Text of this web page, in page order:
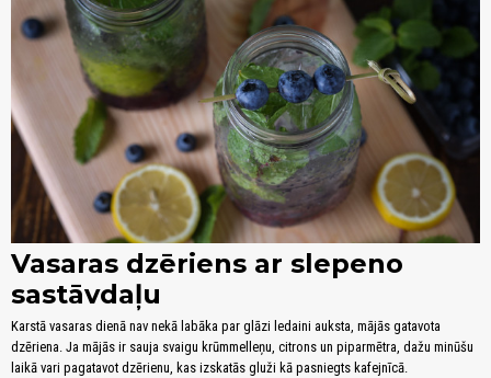
Vasaras dzēriens ar slepeno
sastāvdaļu
Karstā vasaras dienā nav nekā labāka par glāzi ledaini auksta, mājās gatavota
dzēriena. Ja mājās ir sauja svaigu krūmmelleņu, citrons un piparmētra, dažu minūšu
laikā vari pagatavot dzērienu, kas izskatās gluži kā pasniegts kafejnīcā.